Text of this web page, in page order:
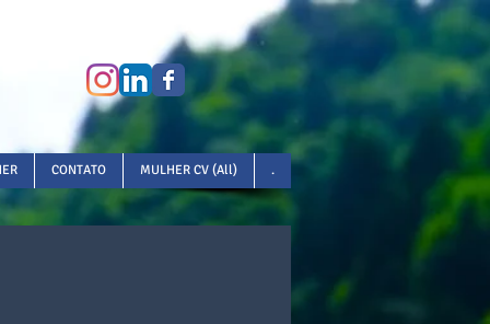
CONTATO MULHER CV (All) .